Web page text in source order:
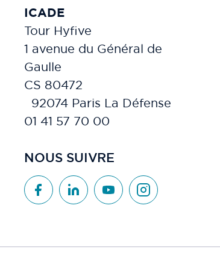
ICADE
Tour Hyfive
1 avenue du Général de
Gaulle
CS 80472
92074 Paris La Défense
01 41 57 70 00
NOUS SUIVRE